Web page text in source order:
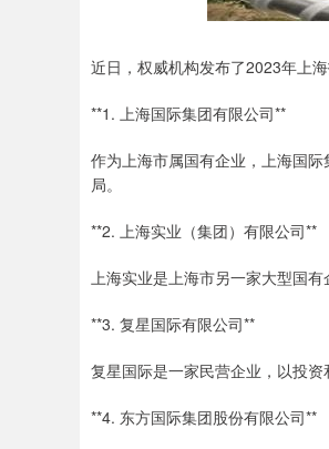
近日，权威机构发布了2023年上
**1. 上海国际集团有限公司**
作为上海市属国有企业，上海国
局。
**2. 上海实业（集团）有限公司**
上海实业是上海市另一家大型国
**3. 复星国际有限公司**
复星国际是一家民营企业，以投资
**4. 东方国际集团股份有限公司**